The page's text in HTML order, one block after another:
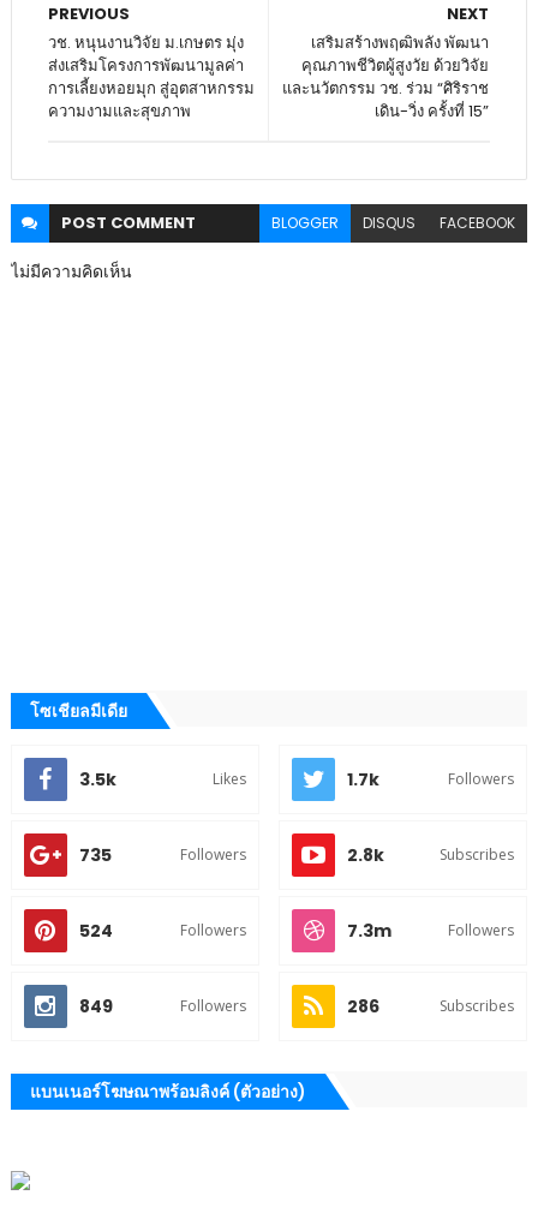
NEXT
เสริมสร้างพฤฒิพลัง พัฒนา
คุณภาพชีวิตผู้สูงวัย ด้วยวิจัย
และนวัตกรรม วช. ร่วม “ศิริราช
เดิน-วิ่ง ครั้งที่ 15”
PREVIOUS
วช. หนุนงานวิจัย ม.เกษตร มุ่ง
ส่งเสริมโครงการพัฒนามูลค่า
การเลี้ยงหอยมุก สู่อุตสาหกรรม
ความงามและสุขภาพ
POST COMMENT BLOGGER DISQUS FACEBOOK
ไม่มีความคิดเห็น
โซเชียลมีเดีย
3.5k Likes 1.7k Followers
735 Followers 2.8k Subscribes
524 Followers 7.3m Followers
849 Followers 286 Subscribes
แบนเนอร์โฆษณาพร้อมลิงค์ (ตัวอย่าง)